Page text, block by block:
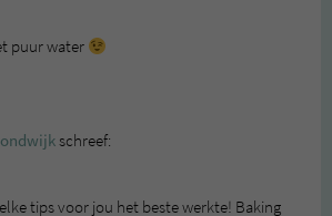
puur water
schreef:
tips voor jou het beste werkte! Baking